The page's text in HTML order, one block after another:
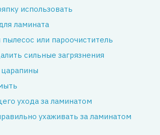
использовать
ламината
или пароочиститель
сильные загрязнения
ухода за ламинатом
ухаживать за ламинатом